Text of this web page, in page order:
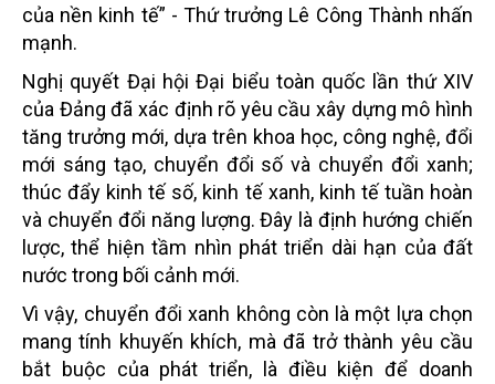
của nền kinh tế” - Thứ trưởng Lê Công Thành nhấn
mạnh.
Nghị quyết Đại hội Đại biểu toàn quốc lần thứ XIV
của Đảng đã xác định rõ yêu cầu xây dựng mô hình
tăng trưởng mới, dựa trên khoa học, công nghệ, đổi
mới sáng tạo, chuyển đổi số và chuyển đổi xanh;
thúc đẩy kinh tế số, kinh tế xanh, kinh tế tuần hoàn
và chuyển đổi năng lượng. Đây là định hướng chiến
lược, thể hiện tầm nhìn phát triển dài hạn của đất
nước trong bối cảnh mới.
Vì vậy, chuyển đổi xanh không còn là một lựa chọn
mang tính khuyến khích, mà đã trở thành yêu cầu
bắt buộc của phát triển, là điều kiện để doanh